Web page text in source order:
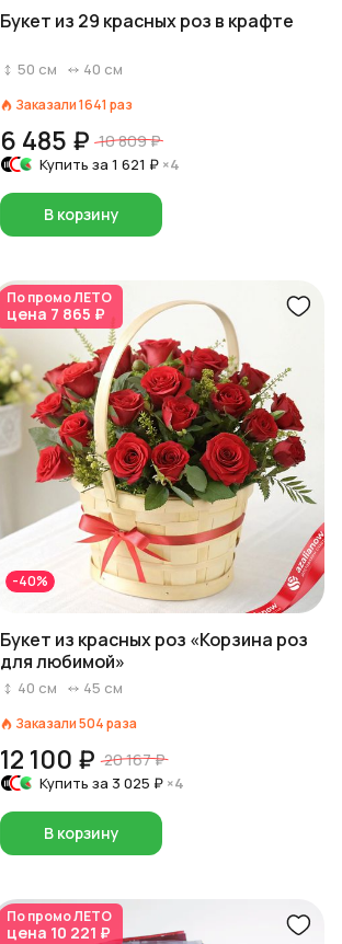
Букет из 29 красных роз в крафте
50 см 40 см
Заказали1641 раз
6 485 ₽ 10 809 ₽
Купить за 1 621 ₽ ×4
В корзину
По промоЛЕТО
цена 7 865 ₽
-40%
Букет из красных роз «Корзина роз
для любимой»
40 см 45 см
Заказали504раза
12 100 ₽ 20 167 ₽
Купить за 3 025 ₽ ×4
В корзину
По промоЛЕТО
цена 10 221 ₽